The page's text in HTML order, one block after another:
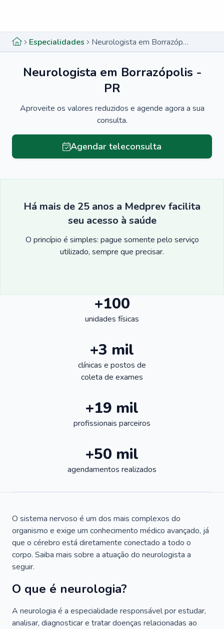
Especialidades Neurologista em Borrazópolis - PR
Neurologista em Borrazópolis -
PR
Aproveite os valores reduzidos e agende agora a sua
consulta.
Agendar teleconsulta
Há mais de 25 anos a Medprev facilita
seu acesso à saúde
O princípio é simples: pague somente pelo serviço
utilizado, sempre que precisar.
+100
unidades físicas
+3 mil
clínicas e postos de
coleta de exames
+19 mil
profissionais parceiros
+50 mil
agendamentos realizados
O sistema nervoso é um dos mais complexos do
organismo e exige um conhecimento médico avançado, já
que o cérebro está diretamente conectado a todo o
corpo. Saiba mais sobre a atuação do neurologista a
seguir.
O que é neurologia?
A neurologia é a especialidade responsável por estudar,
analisar, diagnosticar e tratar doenças relacionadas ao